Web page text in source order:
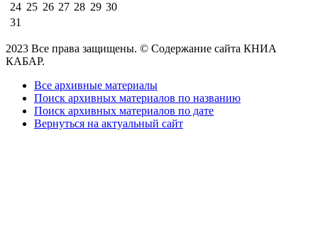
24 25 26 27 28 29 30
31
2023 Все права защищены. © Содержание сайта КНИА
КАБАР.
Все архивные материалы
Поиск архивных материалов по названию
Поиск архивных материалов по дате
Вернуться на актуальный сайт